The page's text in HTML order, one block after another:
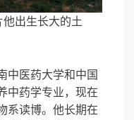
出生长大的土
中医药大学和中国
中药学专业，现在
系读博。他长期在